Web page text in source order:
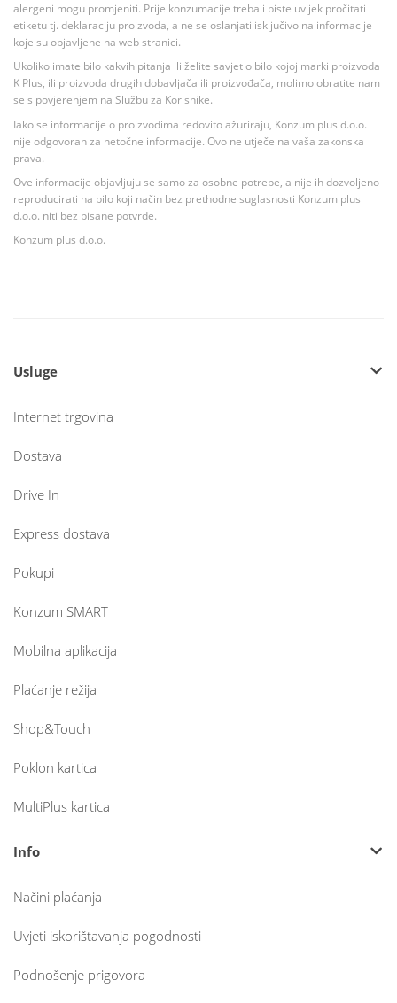
alergeni mogu promjeniti. Prije konzumacije trebali biste uvijek pročitati
etiketu tj. deklaraciju proizvoda, a ne se oslanjati isključivo na informacije
koje su objavljene na web stranici.
Ukoliko imate bilo kakvih pitanja ili želite savjet o bilo kojoj marki proizvoda
K Plus, ili proizvoda drugih dobavljača ili proizvođača, molimo obratite nam
se s povjerenjem na Službu za Korisnike.
Iako se informacije o proizvodima redovito ažuriraju, Konzum plus d.o.o.
nije odgovoran za netočne informacije. Ovo ne utječe na vaša zakonska
prava.
Ove informacije objavljuju se samo za osobne potrebe, a nije ih dozvoljeno
reproducirati na bilo koji način bez prethodne suglasnosti Konzum plus
d.o.o. niti bez pisane potvrde.
Konzum plus d.o.o.
Usluge
Internet trgovina
Dostava
Drive In
Express dostava
Pokupi
Konzum SMART
Mobilna aplikacija
Plaćanje režija
Shop&Touch
Poklon kartica
MultiPlus kartica
Info
Načini plaćanja
Uvjeti iskorištavanja pogodnosti
Podnošenje prigovora